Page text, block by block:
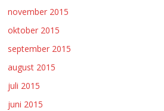
november 2015
oktober 2015
september 2015
august 2015
juli 2015
juni 2015